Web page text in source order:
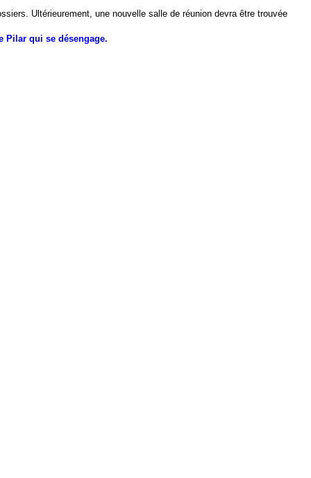
Ultérieurement, une nouvelle salle de réunion devra être trouvée
Pilar qui se désengage.